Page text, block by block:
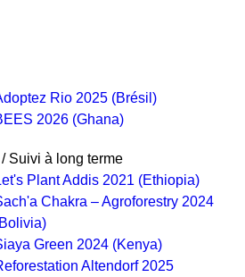
Rio 2025 (Brésil)
2026 (Ghana)
Suivi à long terme
Plant Addis 2021 (Ethiopia)
Chakra – Agroforestry 2024
Green 2024 (Kenya)
Altendorf 2025